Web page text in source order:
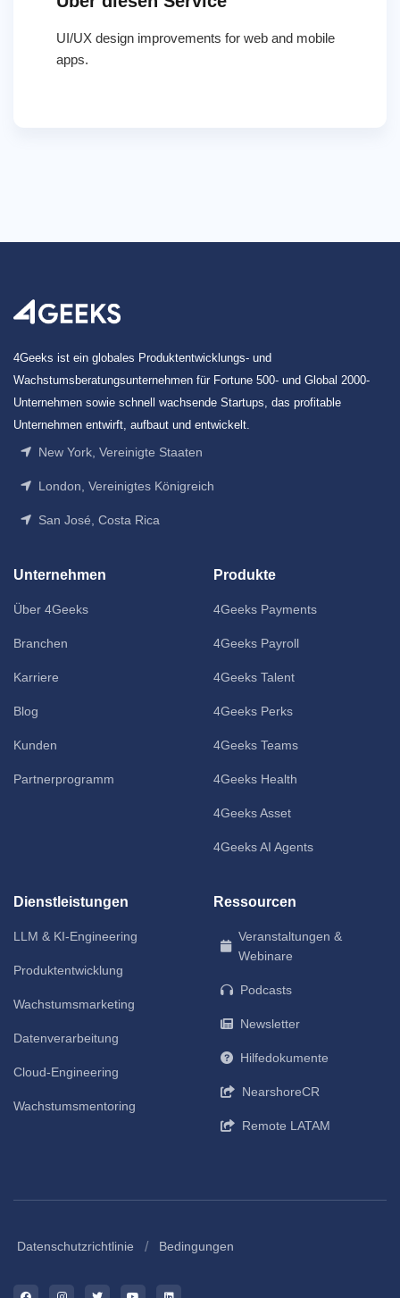
UI/UX design improvements for web and mobile
apps.
4Geeks ist ein globales Produktentwicklungs- und
Wachstumsberatungsunternehmen für Fortune 500- und Global 2000-
Unternehmen sowie schnell wachsende Startups, das profitable
Unternehmen entwirft, aufbaut und entwickelt.
New York, Vereinigte Staaten
London, Vereinigtes Königreich
San José, Costa Rica
Unternehmen
Über 4Geeks
Branchen
Karriere
Blog
Kunden
Partnerprogramm
Produkte
4Geeks Payments
4Geeks Payroll
4Geeks Talent
4Geeks Perks
4Geeks Teams
4Geeks Health
4Geeks Asset
4Geeks AI Agents
Dienstleistungen
LLM & KI-Engineering
Produktentwicklung
Wachstumsmarketing
Datenverarbeitung
Cloud-Engineering
Wachstumsmentoring
Ressourcen
Veranstaltungen &
Webinare
Podcasts
Newsletter
Hilfedokumente
NearshoreCR
Remote LATAM
Datenschutzrichtlinie / Bedingungen